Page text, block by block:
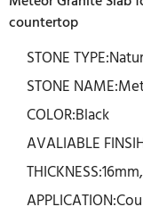
countertop
STONE
STONE
COLOR:Black
AVALIABLE